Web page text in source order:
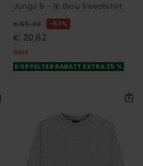
Jungs 8 - 16 Blau Sweatshirt
€ 55,00 63%
€ 20,62
SALE
DOPPELTER RABATT EXTRA 25 %